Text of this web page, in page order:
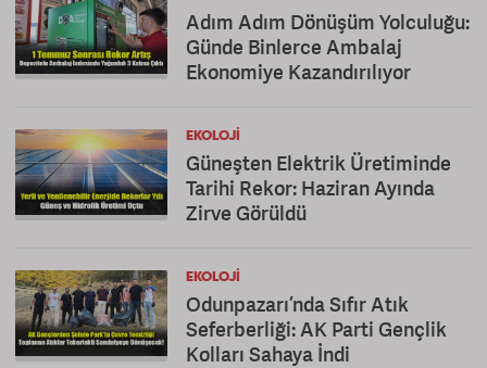
Adım Adım Dönüşüm Yolculuğu:
Günde Binlerce Ambalaj
Ekonomiye Kazandırılıyor
EKOLOJI
Güneşten Elektrik Üretiminde
Tarihi Rekor: Haziran Ayında
Zirve Görüldü
EKOLOJI
Odunpazarı’nda Sıfır Atık
Seferberliği: AK Parti Gençlik
Kolları Sahaya İndi